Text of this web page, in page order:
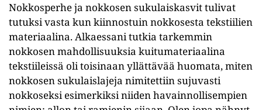
Nokkosperhe ja nokkosen sukulaiskasvit tulivat
tutuksi vasta kun kiinnostuin nokkosesta tekstiilien
materiaalina. Alkaessani tutkia tarkemmin
nokkosen mahdollisuuksia kuitumateriaalina
tekstiileissä oli toisinaan yllättävää huomata, miten
nokkosen sukulaislajeja nimitettiin sujuvasti
nokkoseksi esimerkiksi niiden havainnollisempien